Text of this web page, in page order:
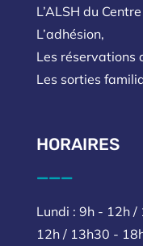
L’ALSH du
L’adhésion,
Les réservations
Les sorties
HORAIRES
___
Lundi : 9h - 12h
12h / 13h30 -